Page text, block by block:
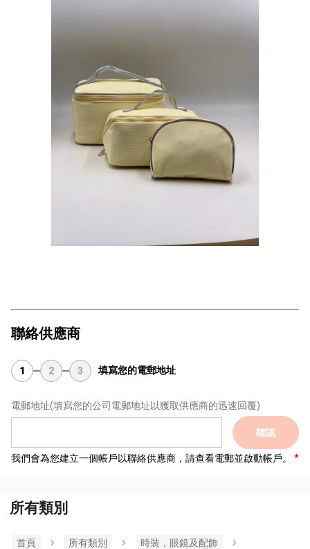
聯絡供應商
1 2 3 填寫您的電郵地址
電郵地址(填寫您的公司電郵地址以獲取供應商的迅速回覆)
確認
我們會為您建立一個帳戶以聯絡供應商，請查看電郵並啟動帳戶。
所有類別
首頁 所有類別
時裝，眼鏡及配飾